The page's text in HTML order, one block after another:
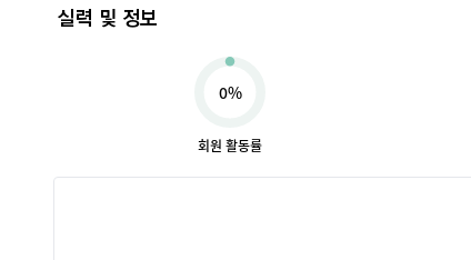
실력 및 정보
0%
회원 활동률